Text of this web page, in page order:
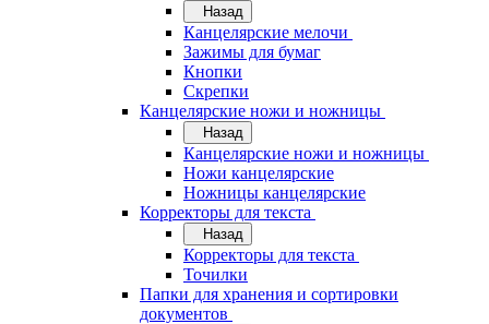
Назад
Канцелярские мелочи
Зажимы для бумаг
Кнопки
Скрепки
Канцелярские ножи и ножницы
Назад
Канцелярские ножи и ножницы
Ножи канцелярские
Ножницы канцелярские
Корректоры для текста
Назад
Корректоры для текста
Точилки
Папки для хранения и сортировки
документов